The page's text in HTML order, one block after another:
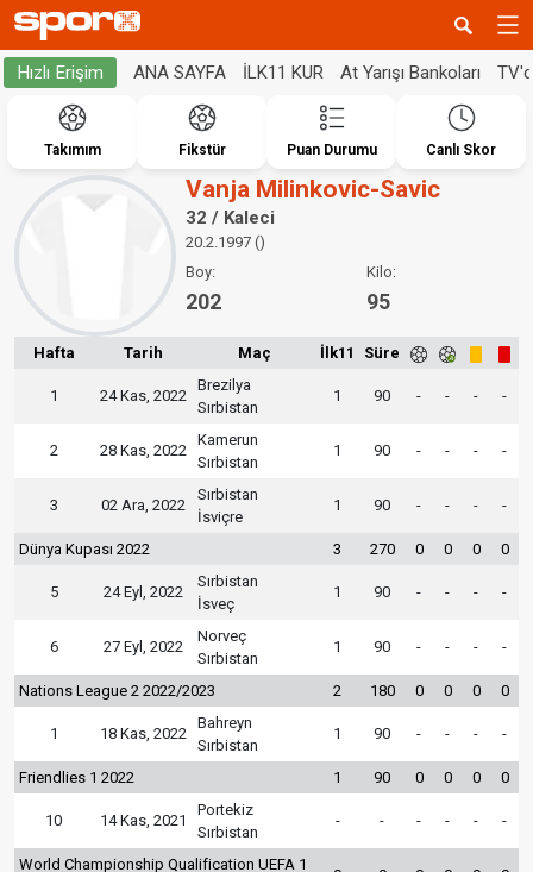
Hızlı Erişim ANA SAYFA İLK11 KUR At Yarışı Bankoları
Takımım Fikstür Puan Durumu Canlı Skor
Vanja Milinkovic-Savic
32 / Kaleci
20.2.1997 ()
Boy:
202
Kilo:
95
Hafta Tarih Maç İlk11 Süre
1 24 Kas, 2022
Brezilya
Sırbistan
1 90 - - - -
2 28 Kas, 2022
Kamerun
Sırbistan
1 90 - - - -
3 02 Ara, 2022
Sırbistan
İsviçre
1 90 - - - -
Dünya Kupası 2022 3 270 0 0 0 0
5 24 Eyl, 2022
Sırbistan
İsveç
1 90 - - - -
6 27 Eyl, 2022
Norveç
Sırbistan
1 90 - - - -
Nations League 2 2022/2023 2 180 0 0 0 0
1 18 Kas, 2022
Bahreyn
Sırbistan
1 90 - - - -
Friendlies 1 2022 1 90 0 0 0 0
10 14 Kas, 2021
Portekiz
Sırbistan
- - - - - -
World Championship Qualification UEFA 1